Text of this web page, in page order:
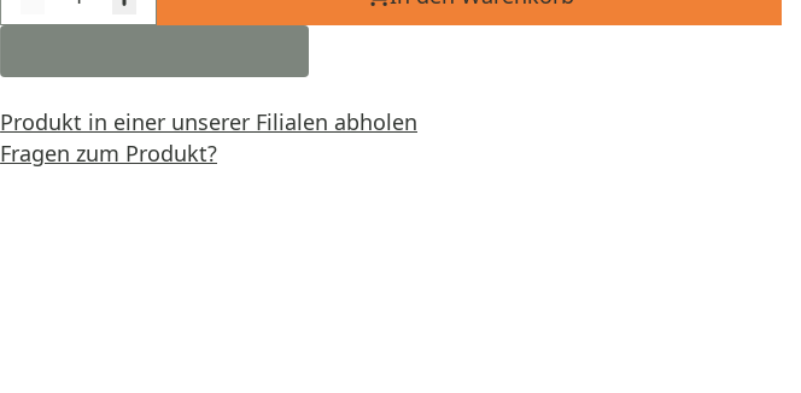
Produkt in einer unserer Filialen abholen
Fragen zum Produkt?